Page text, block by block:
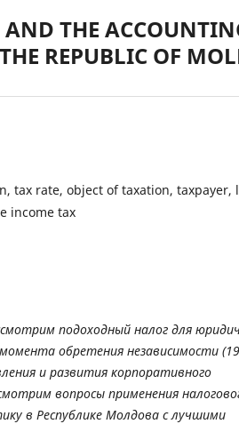
THE
REPUBLIC OF
tax rate, object of taxation, taxpayer,
income tax
подоходный налог для
обретения независимости
и развития корпоративного
вопросы применения
в Республике Молдова с лучшими